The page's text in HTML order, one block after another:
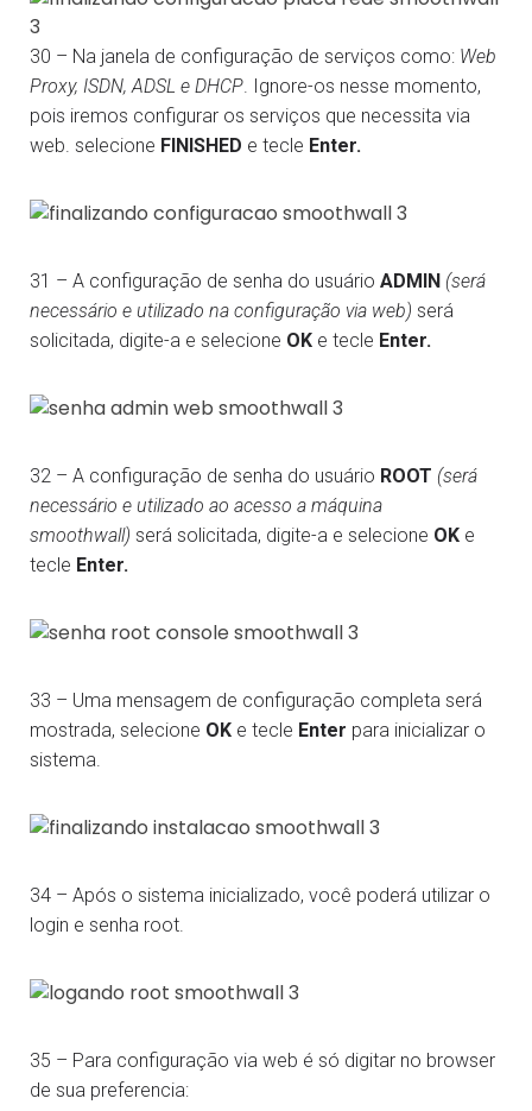
30 – Na janela de configuração de serviços como: Web
Proxy, ISDN, ADSL e DHCP. Ignore-os nesse momento,
pois iremos configurar os serviços que necessita via
web. selecione FINISHED e tecle Enter.
31 – A configuração de senha do usuário ADMIN (será
necessário e utilizado na configuração via web) será
solicitada, digite-a e selecione OK e tecle Enter.
32 – A configuração de senha do usuário ROOT (será
necessário e utilizado ao acesso a máquina
smoothwall) será solicitada, digite-a e selecione OK e
tecle Enter.
33 – Uma mensagem de configuração completa será
mostrada, selecione OK e tecle Enter para inicializar o
sistema.
34 – Após o sistema inicializado, você poderá utilizar o
login e senha root.
35 – Para configuração via web é só digitar no browser
de sua preferencia: